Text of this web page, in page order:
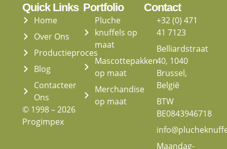
Quick Links
Home
Over Ons
Productieproces
Blog
Contacteer
Ons
© 1998 – 2026
Progimpex
Portfolio
Pluche
knuffels op
maat
Mascottepakken
op maat
Merchandise
op maat
Contact
+32 (0) 471
41 7123
Belliardstraat
40, 1040
Brussel,
België
BTW
BE0843946718
Maandag-